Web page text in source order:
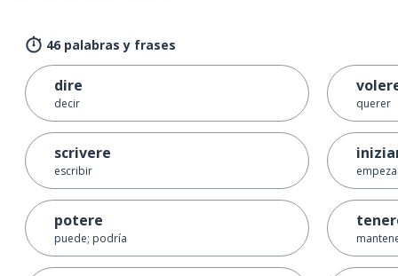
46 palabras y frases
dire
decir
scrivere
escribir
potere
puede; podría
querer